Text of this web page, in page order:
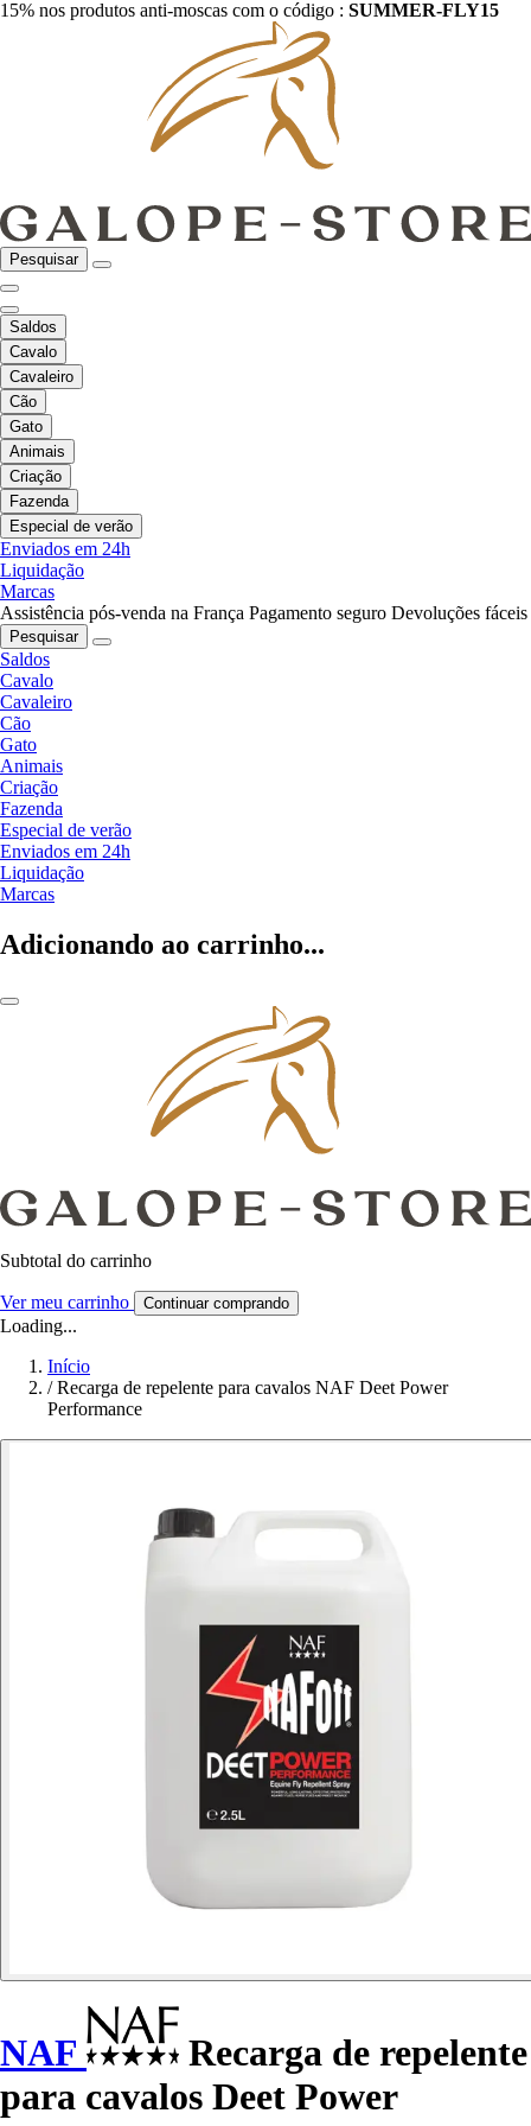
15% nos produtos anti-moscas com o código : SUMMER-FLY15
Pesquisar
Saldos
Cavalo
Cavaleiro
Cão
Gato
Animais
Criação
Fazenda
Especial de verão
Enviados em 24h
Liquidação
Marcas
Assistência pós-venda na França Pagamento seguro Devoluções fáceis
Pesquisar
Saldos
Cavalo
Cavaleiro
Cão
Gato
Animais
Criação
Fazenda
Especial de verão
Enviados em 24h
Liquidação
Marcas
Adicionando ao carrinho...
Subtotal do carrinho
Ver meu carrinho Continuar comprando
Loading...
Início
/ Recarga de repelente para cavalos NAF Deet Power
Performance
NAF
Recarga de repelente
para cavalos Deet Power